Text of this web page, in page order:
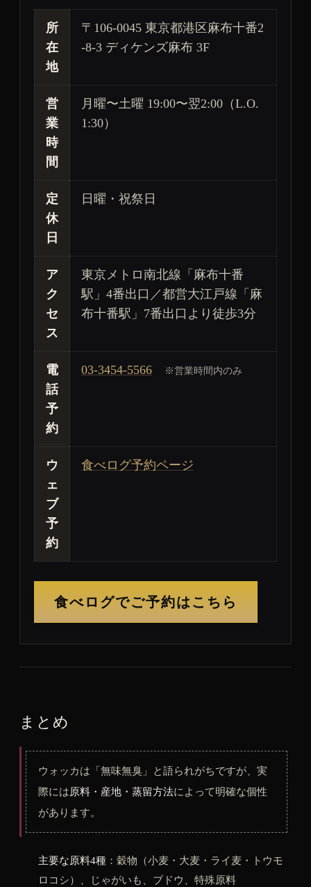
所
在
地
〒106-0045 東京都港区麻布十番2
-8-3 ディケンズ麻布 3F
営
業
時
間
月曜〜土曜 19:00〜翌2:00（L.O.
1:30）
定
休
日
日曜・祝祭日
ア
ク
セ
ス
東京メトロ南北線「麻布十番
駅」4番出口／都営大江戸線「麻
布十番駅」7番出口より徒歩3分
電
話
予
約
03-3454-5566 ※営業時間内のみ
ウ
ェ
ブ
予
約
食べログ予約ページ
食べログでご予約はこちら
まとめ
ウォッカは「無味無臭」と語られがちですが、実
際には原料・産地・蒸留方法によって明確な個性
があります。
主要な原料4種：穀物（小麦・大麦・ライ麦・トウモ
ロコシ）、じゃがいも、ブドウ、特殊原料